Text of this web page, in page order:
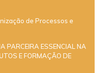
de Processos e
PARCEIRA ESSENCIAL NA
E FORMAÇÃO DE